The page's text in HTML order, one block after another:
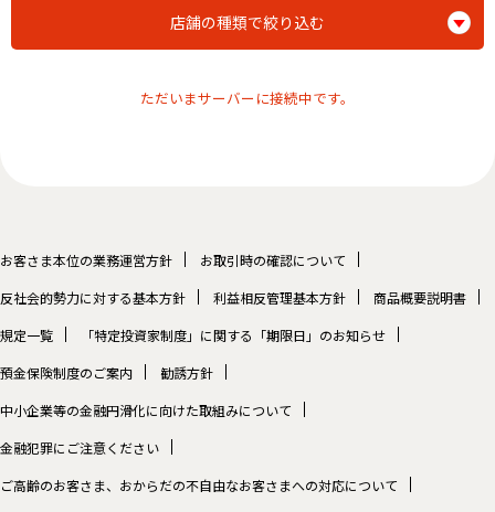
店舗の種類で絞り込む
ただいまサーバーに接続中です。
お客さま本位の業務運営方針
お取引時の確認について
反社会的勢力に対する基本方針
利益相反管理基本方針
商品概要説明書
規定一覧
「特定投資家制度」に関する「期限日」のお知らせ
預金保険制度のご案内
勧誘方針
中小企業等の金融円滑化に向けた取組みについて
金融犯罪にご注意ください
ご高齢のお客さま、おからだの不自由なお客さまへの対応について